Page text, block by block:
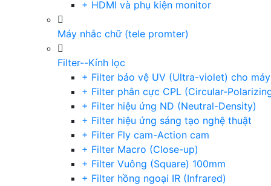
+ HDMI và phụ kiện monitor
Máy nhắc chữ (tele promter)
Filter--Kính lọc
+ Filter bảo vệ UV (Ultra-violet) cho
+ Filter phân cực CPL (Circular-
+ Filter hiệu ứng ND (Neutral-Density)
+ Filter hiệu ứng sáng tạo nghệ thuật
+ Filter Fly cam-Action cam
+ Filter Macro (Close-up)
+ Filter Vuông (Square) 100mm
+ Filter hồng ngoại IR (Infrared)